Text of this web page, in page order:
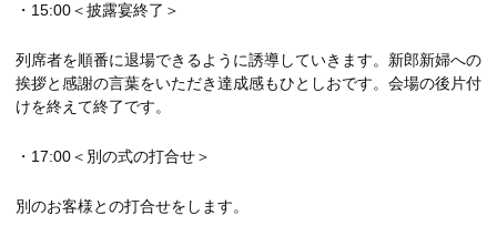
・15:00＜披露宴終了＞
列席者を順番に退場できるように誘導していきます。新郎新婦への
挨拶と感謝の言葉をいただき達成感もひとしおです。会場の後片付
けを終えて終了です。
・17:00＜別の式の打合せ＞
別のお客様との打合せをします。